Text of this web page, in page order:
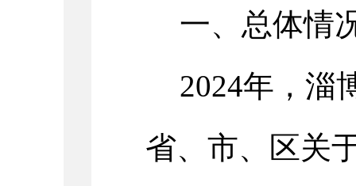
一、总体情
2024年 ， 淄
省、市、区关